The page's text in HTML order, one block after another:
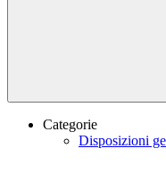
Categorie
Disposizioni